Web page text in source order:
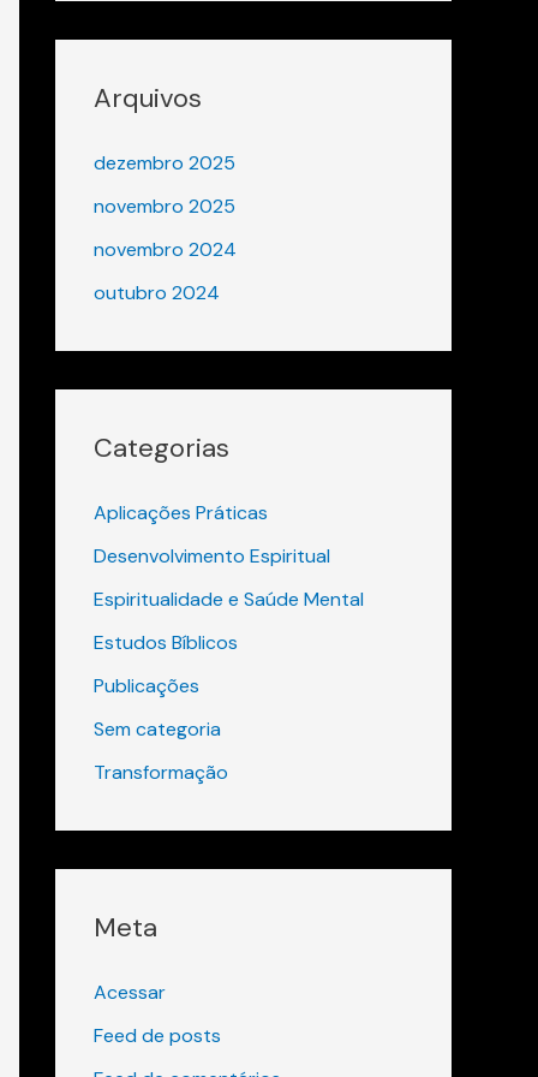
Arquivos
dezembro 2025
novembro 2025
novembro 2024
outubro 2024
Categorias
Aplicações Práticas
Desenvolvimento Espiritual
Espiritualidade e Saúde Mental
Estudos Bíblicos
Publicações
Sem categoria
Transformação
Meta
Acessar
Feed de posts